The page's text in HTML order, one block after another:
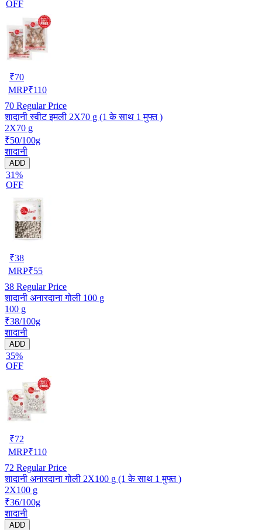
OFF
₹70
MRP₹110
70 Regular Price
शादानी स्वीट इमली 2X70 g (1 के साथ 1 मुफ्त )
2X70 g
₹50/100g
शादानी
ADD
31%
OFF
₹38
MRP₹55
38 Regular Price
शादानी अनारदाना गोली 100 g
100 g
₹38/100g
शादानी
ADD
35%
OFF
₹72
MRP₹110
72 Regular Price
शादानी अनारदाना गोली 2X100 g (1 के साथ 1 मुफ्त )
2X100 g
₹36/100g
शादानी
ADD